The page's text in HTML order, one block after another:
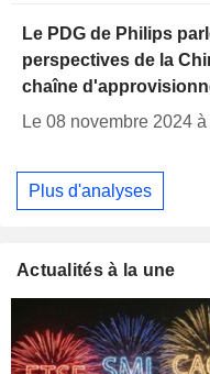
Le PDG de Philips
perspectives de la
chaîne
Le 08 novembre 2024
Plus d'analyses
Actualités à la une